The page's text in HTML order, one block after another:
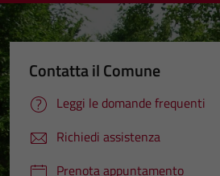
Contatta il Comune
Leggi le domande frequenti
Richiedi assistenza
Prenota appuntamento